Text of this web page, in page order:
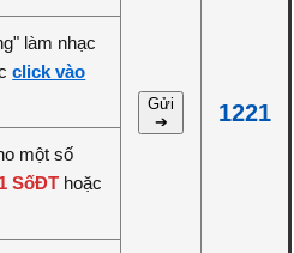
Gửi
➔
1221
làm nhạc
click vào
một số
SốĐT hoặc